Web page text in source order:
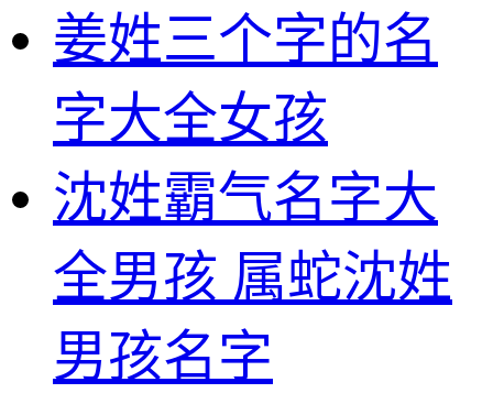
姜姓三个字的名
字大全女孩
沈姓霸气名字大
全男孩 属蛇沈姓
男孩名字